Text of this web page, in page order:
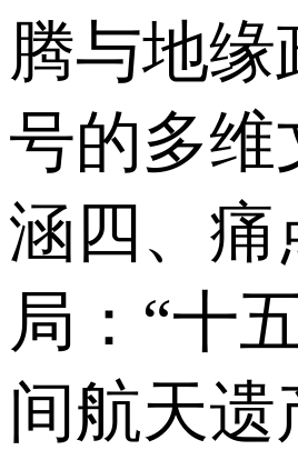
腾与地缘
号的多维
涵四、痛
局：“十
间航天遗